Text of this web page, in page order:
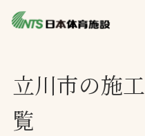
ニュース
プレスリリース
立川市の施
覧